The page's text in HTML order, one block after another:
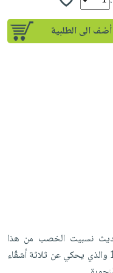
أضف الى الطلبية
نسبيت الخصب من هذا
الكتاب الرائع، الذي نشر أوّل مرة في عام 190 والذي يحكي عن ثلاثة أشقّاء